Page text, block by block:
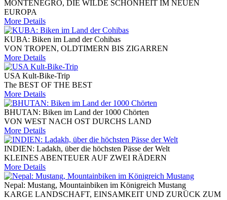
MONTENEGRO, DIE WILDE SCHÖNHEIT IM NEUEN
EUROPA
More Details
KUBA: Biken im Land der Cohibas
VON TROPEN, OLDTIMERN BIS ZIGARREN
More Details
USA Kult-Bike-Trip
The BEST OF THE BEST
More Details
BHUTAN: Biken im Land der 1000 Chörten
VON WEST NACH OST DURCHS LAND
More Details
INDIEN: Ladakh, über die höchsten Pässe der Welt
KLEINES ABENTEUER AUF ZWEI RÄDERN
More Details
Nepal: Mustang, Mountainbiken im Königreich Mustang
KARGE LANDSCHAFT, EINSAMKEIT UND ZURÜCK ZUM